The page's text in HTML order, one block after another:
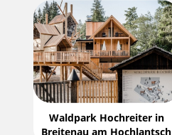
Waldpark Hochreiter in
Breitenau am Hochlantsch